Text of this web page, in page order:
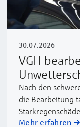
30.07.2026
VGH
Nach den
die Bearbeitung
Mehr erfahren